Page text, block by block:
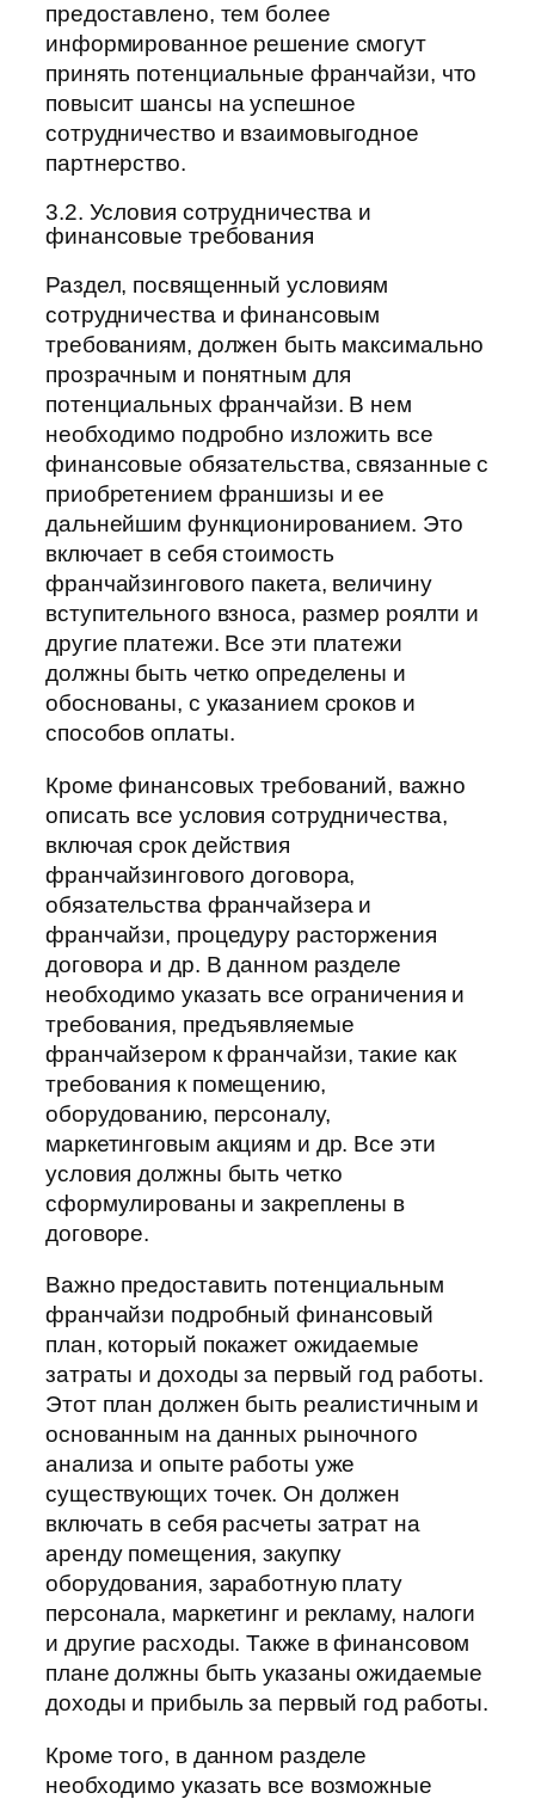
предоставлено, тем более
информированное решение смогут
принять потенциальные франчайзи, что
повысит шансы на успешное
сотрудничество и взаимовыгодное
партнерство.
3.2. Условия сотрудничества и
финансовые требования
Раздел, посвященный условиям
сотрудничества и финансовым
требованиям, должен быть максимально
прозрачным и понятным для
потенциальных франчайзи. В нем
необходимо подробно изложить все
финансовые обязательства, связанные с
приобретением франшизы и ее
дальнейшим функционированием. Это
включает в себя стоимость
франчайзингового пакета, величину
вступительного взноса, размер роялти и
другие платежи. Все эти платежи
должны быть четко определены и
обоснованы, с указанием сроков и
способов оплаты.
Кроме финансовых требований, важно
описать все условия сотрудничества,
включая срок действия
франчайзингового договора,
обязательства франчайзера и
франчайзи, процедуру расторжения
договора и др. В данном разделе
необходимо указать все ограничения и
требования, предъявляемые
франчайзером к франчайзи, такие как
требования к помещению,
оборудованию, персоналу,
маркетинговым акциям и др. Все эти
условия должны быть четко
сформулированы и закреплены в
договоре.
Важно предоставить потенциальным
франчайзи подробный финансовый
план, который покажет ожидаемые
затраты и доходы за первый год работы.
Этот план должен быть реалистичным и
основанным на данных рыночного
анализа и опыте работы уже
существующих точек. Он должен
включать в себя расчеты затрат на
аренду помещения, закупку
оборудования, заработную плату
персонала, маркетинг и рекламу, налоги
и другие расходы. Также в финансовом
плане должны быть указаны ожидаемые
доходы и прибыль за первый год работы.
Кроме того, в данном разделе
необходимо указать все возможные